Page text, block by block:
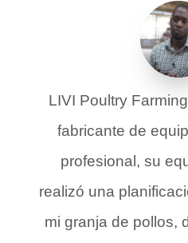
LIVI Poultry
fabricante de
profesional, su
realizó una
mi granja de pollos,